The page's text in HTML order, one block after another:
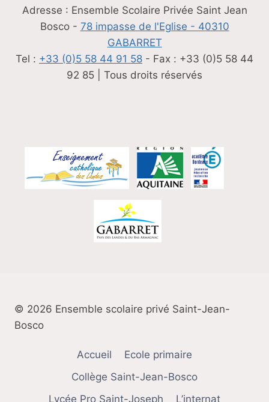
Adresse : Ensemble Scolaire Privée Saint Jean
Bosco - 78 impasse de l'Eglise - 40310
GABARRET
Tel : +33 (0)5 58 44 91 58 - Fax : +33 (0)5 58 44
92 85 | Tous droits réservés
© 2026 Ensemble scolaire privé Saint-Jean-
Bosco
Accueil
Ecole primaire
Collège Saint-Jean-Bosco
Lycée Pro Saint-Joseph
L’internat